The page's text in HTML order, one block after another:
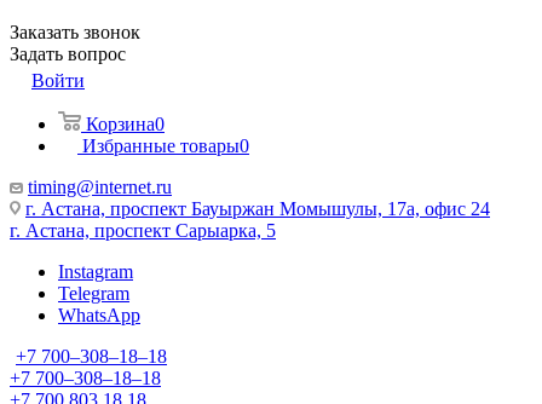
Заказать звонок
Задать вопрос
Войти
Корзина0
Избранные товары0
timing@internet.ru
г. Астана, проспект Бауыржан Момышулы, 17а, офис 24
г. Астана, проспект Сарыарка, 5
Instagram
Telegram
WhatsApp
+7 700‒308‒18‒18
+7 700‒308‒18‒18
+7 700 803 18 18